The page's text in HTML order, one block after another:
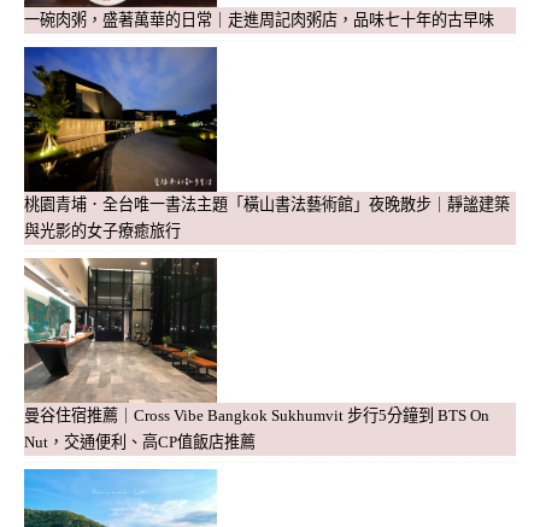
一碗肉粥，盛著萬華的日常｜走進周記肉粥店，品味七十年的古早味
桃園青埔．全台唯一書法主題「橫山書法藝術館」夜晚散步｜靜謐建築
與光影的女子療癒旅行
曼谷住宿推薦｜Cross Vibe Bangkok Sukhumvit 步行5分鐘到 BTS On
Nut，交通便利、高CP值飯店推薦